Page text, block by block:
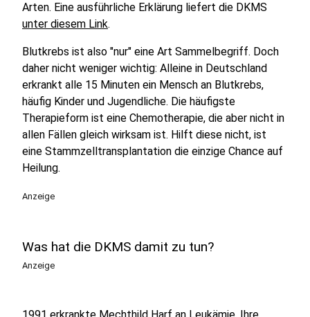
Arten. Eine ausführliche Erklärung liefert die DKMS
unter diesem Link.
Blutkrebs ist also "nur" eine Art Sammelbegriff. Doch
daher nicht weniger wichtig: Alleine in Deutschland
erkrankt alle 15 Minuten ein Mensch an Blutkrebs,
häufig Kinder und Jugendliche. Die häufigste
Therapieform ist eine Chemotherapie, die aber nicht in
allen Fällen gleich wirksam ist. Hilft diese nicht, ist
eine Stammzelltransplantation die einzige Chance auf
Heilung.
Anzeige
Was hat die DKMS damit zu tun?
Anzeige